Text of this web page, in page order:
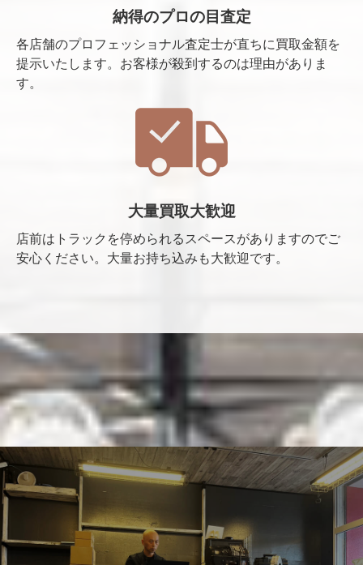
納得のプロの目査定
各店舗のプロフェッショナル査定士が直ちに買取金額を
提示いたします。お客様が殺到するのは理由がありま
す。
大量買取大歓迎
店前はトラックを停められるスペースがありますのでご
安心ください。大量お持ち込みも大歓迎です。